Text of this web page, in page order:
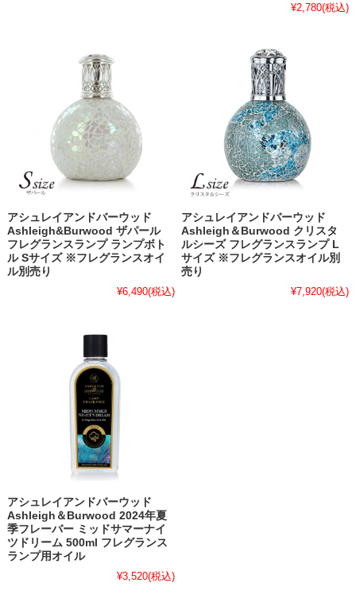
¥2,780(税込)
アシュレイアンドバーウッド
Ashleigh&Burwood ザパール
フレグランスランプ ランプボト
ル Sサイズ ※フレグランスオイ
ル別売り
¥6,490(税込)
アシュレイアンドバーウッド
Ashleigh＆Burwood クリスタ
ルシーズ フレグランスランプ L
サイズ ※フレグランスオイル別
売り
¥7,920(税込)
アシュレイアンドバーウッド
Ashleigh＆Burwood 2024年夏
季フレーバー ミッドサマーナイ
ツドリーム 500ml フレグランス
ランプ用オイル
¥3,520(税込)